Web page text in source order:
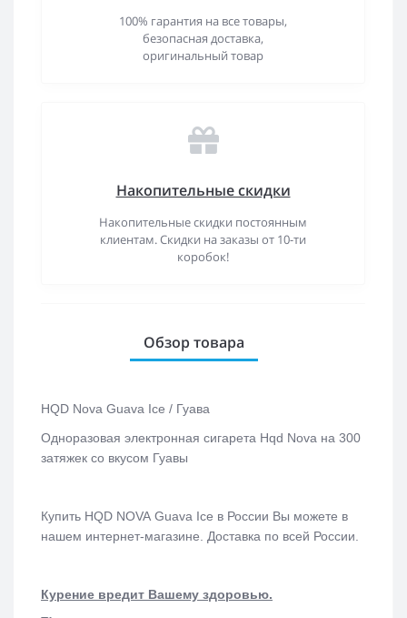
100% гарантия на все товары,
безопасная доставка,
оригинальный товар
Накопительные скидки
Накопительные скидки постоянным
клиентам. Скидки на заказы от 10-ти
коробок!
Обзор товара
HQD Nova Guava Ice / Гуава
Одноразовая электронная сигарета Hqd Nova на 300
затяжек со вкусом Гуавы
Купить HQD NOVA Guava Ice в России Вы можете в
нашем интернет-магазине. Доставка по всей России.
Курение вредит Вашему здоровью.